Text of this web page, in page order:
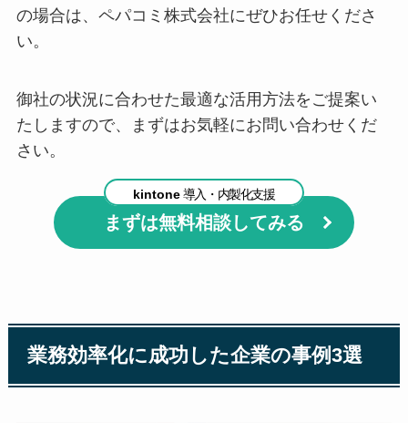
の場合は、ペパコミ株式会社にぜひお任せくださ
い。
御社の状況に合わせた最適な活用方法をご提案い
たしますので、まずはお気軽にお問い合わせくだ
さい。
kintone導入・内製化支援
まずは無料相談してみる
業務効率化に成功した企業の事例3選